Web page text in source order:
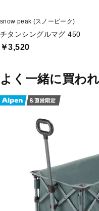
snow peak (スノーピーク)
チタンシングルマグ 450
￥3,520
よく一緒に買わ